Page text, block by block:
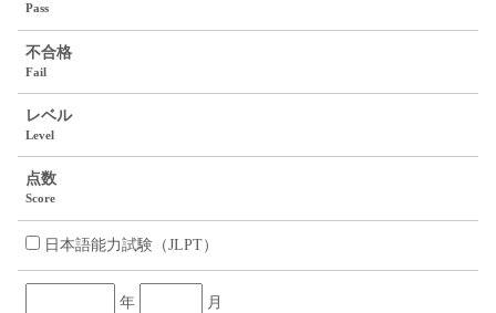
Pass
不合格
Fail
レベル
Level
点数
Score
日本語能力試験（JLPT）
年 月